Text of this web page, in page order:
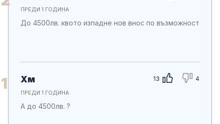
ПРЕДИ 1 ГОДИНА
До 4500лв. квото изпадне нов внос по възможност
1 13 4
Хм
ПРЕДИ 1 ГОДИНА
А до 4500лв. ?